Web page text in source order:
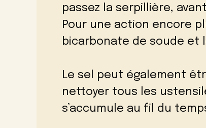
passez la serpillière,
Pour une action encore
bicarbonate de soude et
Le sel peut également
nettoyer tous les
s’accumule au fil du